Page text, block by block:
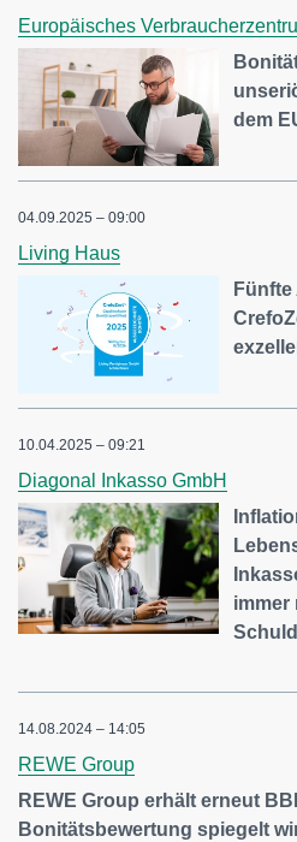
Europäisches
dem
04.09.2025 – 09:00
Living Haus
10.04.2025 – 09:21
Diagonal Inkasso GmbH
immer
14.08.2024 – 14:05
REWE Group
REWE Group erhält erneut
Bonitätsbewertung spiegelt